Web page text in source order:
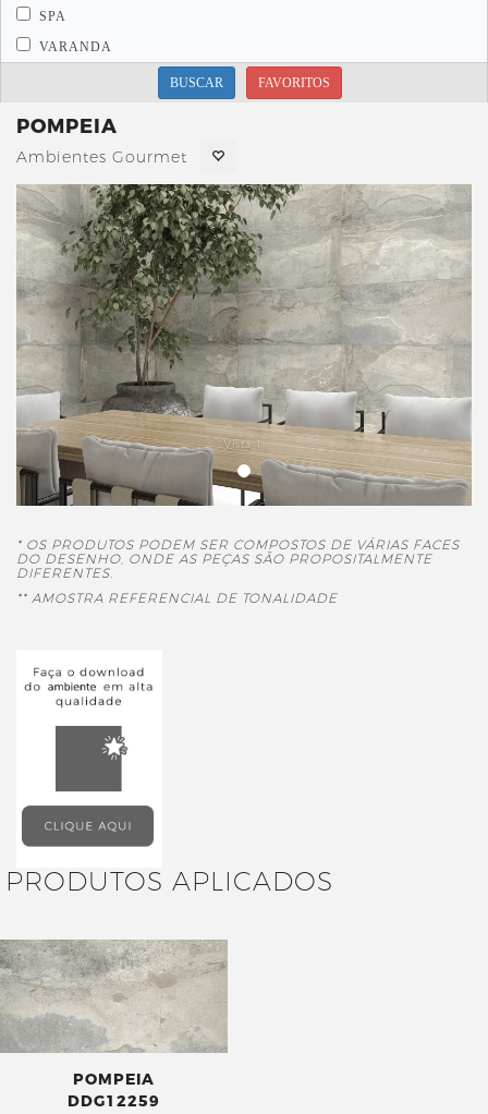
SPA
VARANDA
BUSCAR FAVORITOS
POMPEIA
Ambientes Gourmet
Vista 1
* OS PRODUTOS PODEM SER COMPOSTOS DE VÁRIAS FACES
DO DESENHO, ONDE AS PEÇAS SÃO PROPOSITALMENTE
DIFERENTES.
** AMOSTRA REFERENCIAL DE TONALIDADE
PRODUTOS APLICADOS
POMPEIA
DDG12259